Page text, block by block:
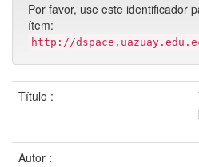
Por favor, use este identificador
ítem:
http://
Título :
Autor :